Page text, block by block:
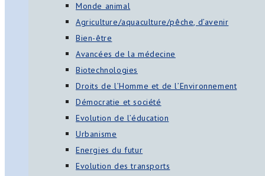
Monde animal
Agriculture/aquaculture/pêche, d’avenir
Bien-être
Avancées de la médecine
Biotechnologies
Droits de l’Homme et de l’Environnement
Démocratie et société
Evolution de l’éducation
Urbanisme
Energies du futur
Evolution des transports